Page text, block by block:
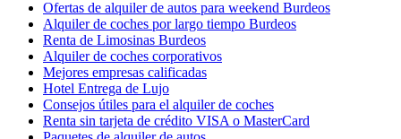
Ofertas de alquiler de autos para weekend Burdeos
Alquiler de coches por largo tiempo Burdeos
Renta de Limosinas Burdeos
Alquiler de coches corporativos
Mejores empresas calificadas
Hotel Entrega de Lujo
Consejos útiles para el alquiler de coches
Renta sin tarjeta de crédito VISA o MasterCard